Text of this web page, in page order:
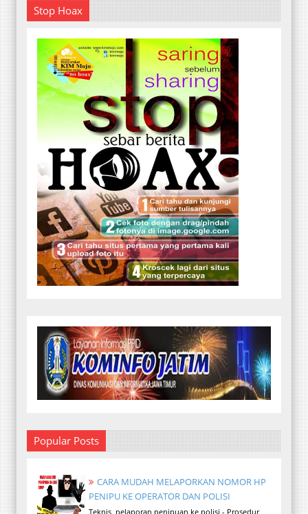
Stop Hoax
Popular Posts
CARA MUDAH MELAPORKAN NOMOR HP
PENIPU KE OPERATOR DAN POLISI
Teknis pelaporan penipuan ke polisi - Prosedur